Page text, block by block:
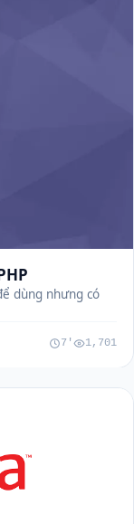
dùng nhưng có
7' 1,701